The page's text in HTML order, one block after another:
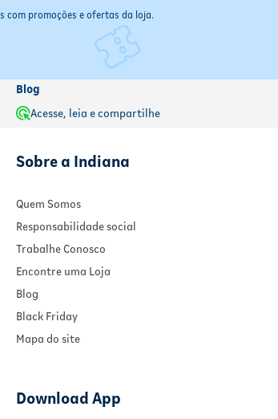
o tratamento.
com promoções e ofertas da loja.
Blog
Acesse, leia e compartilhe
Sobre a Indiana
Quem Somos
Responsabilidade social
Trabalhe Conosco
Encontre uma Loja
Blog
Black Friday
Mapa do site
Download App